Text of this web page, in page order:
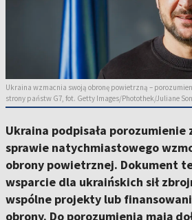
Ukraina wzmacnia swoją obronę powietrzną –
strony państw G7, fot. Getty Images/Photothek/Juliane
Ukraina podpisała porozumienie
sprawie natychmiastowego
obrony powietrznej. Dokument
wsparcie dla ukraińskich sił
wspólne projekty lub
obrony. Do porozumienia mają